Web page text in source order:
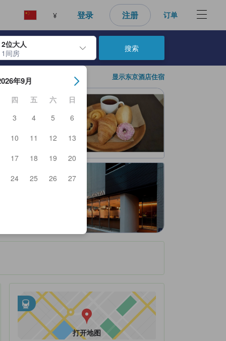
¥ 登录 注册 订单
2位大人
1间房
用 Enter 键选择日期后，入住日期将被选择。重复相同操作以选择
年9月
四 五 六
日
3 4 5
6
10 11 12
13
17 18 19
20
24 25 26
27
搜索
显示东京酒店住宿
tooltip
邻近交通
• 距地下铁-新富町站不到0.2公里
• 距地下铁-宝町站不到0.39公里
打开地图